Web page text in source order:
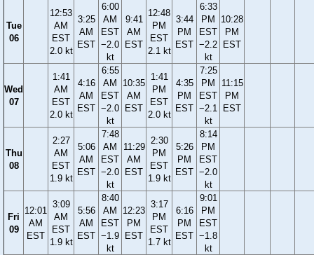
Tue
06
12:53
AM
EST
2.0 kt
3:25
AM
EST
6:00
AM
EST
−2.0
kt
9:41
AM
EST
12:48
PM
EST
2.1 kt
3:44
PM
EST
6:33
PM
EST
−2.2
kt
10:28
PM
EST
Wed
07
1:41
AM
EST
2.0 kt
4:16
AM
EST
6:55
AM
EST
−2.0
kt
10:35
AM
EST
1:41
PM
EST
2.0 kt
4:35
PM
EST
7:25
PM
EST
−2.1
kt
11:15
PM
EST
Thu
08
2:27
AM
EST
1.9 kt
5:06
AM
EST
7:48
AM
EST
−2.0
kt
11:29
AM
EST
2:30
PM
EST
1.9 kt
5:26
PM
EST
8:14
PM
EST
−2.0
kt
Fri
09
12:01
AM
EST
3:09
AM
EST
1.9 kt
5:56
AM
EST
8:40
AM
EST
−1.9
kt
12:23
PM
EST
3:17
PM
EST
1.7 kt
6:16
PM
EST
9:01
PM
EST
−1.8
kt